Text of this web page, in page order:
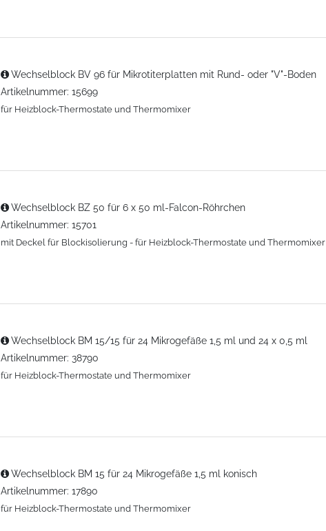
Wechselblock BV 96 für Mikrotiterplatten mit Rund- oder "V"-Boden
Artikelnummer: 15699
für Heizblock-Thermostate und Thermomixer
Wechselblock BZ 50 für 6 x 50 ml-Falcon-Röhrchen
Artikelnummer: 15701
mit Deckel für Blockisolierung - für Heizblock-Thermostate und Thermomixer
Wechselblock BM 15/15 für 24 Mikrogefäße 1,5 ml und 24 x 0,5 ml
Artikelnummer: 38790
für Heizblock-Thermostate und Thermomixer
Wechselblock BM 15 für 24 Mikrogefäße 1,5 ml konisch
Artikelnummer: 17890
für Heizblock-Thermostate und Thermomixer